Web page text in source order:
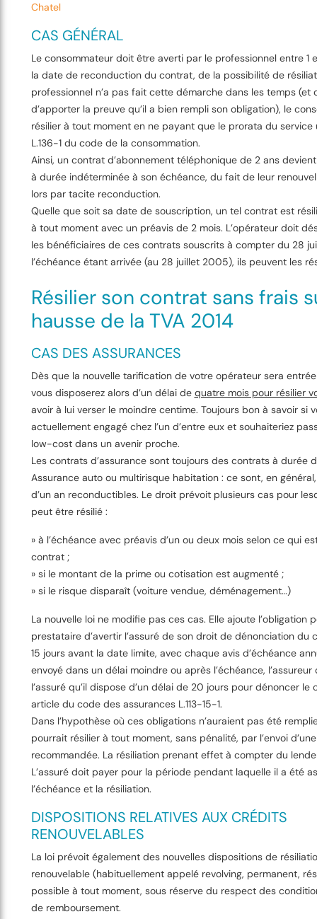
Chatel
CAS GÉNÉRAL
Le consommateur doit être averti par le professionnel entre 1
la date de reconduction du contrat, de la possibilité de
professionnel n’a pas fait cette démarche dans les temps (et
d’apporter la preuve qu’il a bien rempli son obligation), le
résilier à tout moment en ne payant que le prorata du service
L.136-1 du code de la consommation.
Ainsi, un contrat d’abonnement téléphonique de 2 ans
à durée indéterminée à son échéance, du fait de leur
lors par tacite reconduction.
Quelle que soit sa date de souscription, un tel contrat est
à tout moment avec un préavis de 2 mois. L’opérateur doit
les bénéficiaires de ces contrats souscrits à compter du 28
l’échéance étant arrivée (au 28 juillet 2005), ils peuvent les
Résilier son contrat sans frais
hausse de la TVA 2014
CAS DES ASSURANCES
Dès que la nouvelle tarification de votre opérateur sera
vous disposerez alors d’un délai de quatre mois pour résilier
avoir à lui verser le moindre centime. Toujours bon à savoir si
actuellement engagé chez l’un d’entre eux et souhaiteriez
low-cost dans un avenir proche.
Les contrats d’assurance sont toujours des contrats à durée
Assurance auto ou multirisque habitation : ce sont, en
d’un an reconductibles. Le droit prévoit plusieurs cas pour
peut être résilié :
» à l’échéance avec préavis d’un ou deux mois selon ce qui
contrat ;
» si le montant de la prime ou cotisation est augmenté ;
» si le risque disparaît (voiture vendue, déménagement…)
La nouvelle loi ne modifie pas ces cas. Elle ajoute l’obligation
prestataire d’avertir l’assuré de son droit de dénonciation du
15 jours avant la date limite, avec chaque avis d’échéance
envoyé dans un délai moindre ou après l’échéance,
l’assuré qu’il dispose d’un délai de 20 jours pour dénoncer le
article du code des assurances L.113-15-1.
Dans l’hypothèse où ces obligations n’auraient pas été
pourrait résilier à tout moment, sans pénalité, par l’envoi
recommandée. La résiliation prenant effet à compter du
L’assuré doit payer pour la période pendant laquelle il a été
l’échéance et la résiliation.
DISPOSITIONS RELATIVES AUX CRÉDITS
RENOUVELABLES
La loi prévoit également des nouvelles dispositions de
renouvelable (habituellement appelé revolving, permanent,
possible à tout moment, sous réserve du respect des
de remboursement.